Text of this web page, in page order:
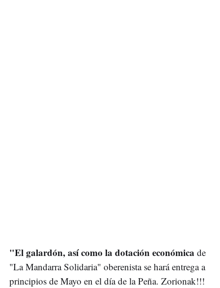
"El galardón, así como la dotación económica de
"La Mandarra Solidaria" oberenista se hará entrega a
principios de Mayo en el día de la Peña. Zorionak!!!